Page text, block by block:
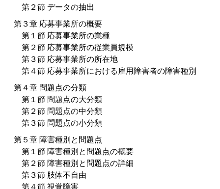
第２節 データの抽出
第３章 応募事業所の概要
第１節 応募事業所の業種
第２節 応募事業所の従業員規模
第３節 応募事業所の所在地
第４節 応募事業所における雇用障害者の障害種別
第４章 問題点の分類
第１節 問題点の大分類
第２節 問題点の中分類
第３節 問題点の小分類
第５章 障害種別と問題点
第１節 障害種別と問題点の概要
第２節 障害種別と問題点の詳細
第３節 肢体不自由
第４節 視覚障害